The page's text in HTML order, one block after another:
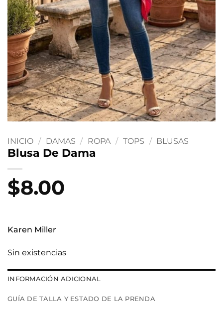
INICIO / DAMAS / ROPA / TOPS / BLUSAS
Blusa De Dama
$8.00
Karen Miller
Sin existencias
INFORMACIÓN ADICIONAL
GUÍA DE TALLA Y ESTADO DE LA PRENDA